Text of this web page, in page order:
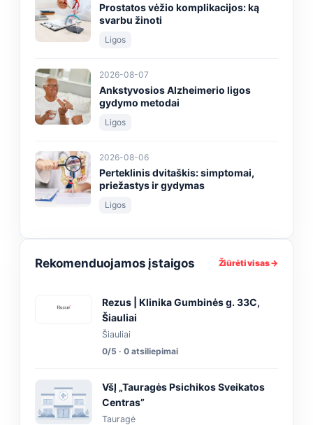
Prostatos vėžio komplikacijos: ką
svarbu žinoti
Ligos
2026-08-07
Ankstyvosios Alzheimerio ligos
gydymo metodai
Ligos
2026-08-06
Perteklinis dvitaškis: simptomai,
priežastys ir gydymas
Ligos
Rekomenduojamos įstaigos Žiūrėti visas →
Rezus | Klinika Gumbinės g. 33C,
Šiauliai
Šiauliai
0/5 · 0 atsiliepimai
VšĮ „Tauragės Psichikos Sveikatos
Centras”
Tauragė